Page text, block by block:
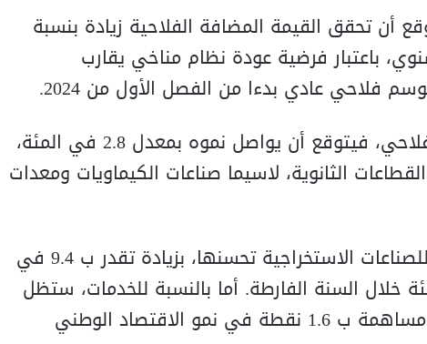
أن تحقق القيمة المضافة الفلاحية زيادة بنسبة
باعتبار فرضية عودة نظام مناخي يقارب
فلاحي عادي بدءا من الفصل الأول من 2024.
أما على مستوى القطاع غير الفلاحي، فيتوقع أن يواصل نموه بمعدل 2.8 في المئة،
الثانوية، لاسيما صناعات الكيماويات ومعدات
كما ستواصل القيمة المضافة للصناعات الاستخراجية تحسنها، بزيادة تقدر ب 9.4 في
ناقص 11.8 في المئة خلال السنة الفارطة. أما بالنسبة للخدمات، ستظل
وتيرة نمو أنشطتها متواضعة، مساهمة ب 1.6 نقطة في نمو الاقتصاد الوطني